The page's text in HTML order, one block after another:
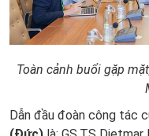
Toàn cảnh buổi gặp
Dẫn đầu đoàn công tác